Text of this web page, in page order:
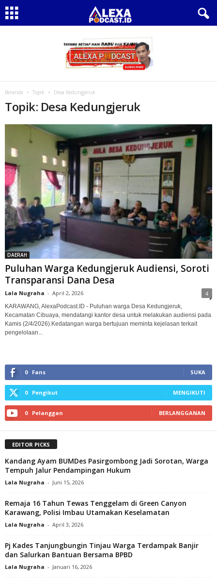
Beranda Topik Desa Kedungjeruk
Topik: Desa Kedungjeruk
DAERAH
Puluhan Warga Kedungjeruk Audiensi, Soroti
Transparansi Dana Desa‎
Lala Nugraha - April 2, 2026 4
KARAWANG, AlexaPodcast.ID - Puluhan warga Desa Kedungjeruk,
Kecamatan Cibuaya, mendatangi kantor desa untuk melakukan audiensi pada
Kamis (2/4/2026).‎‎Kedatangan warga bertujuan meminta kejelasan terkait
pengelolaan...
0 Fans SUKA
0 Pengikut MENGIKUTI
0 Pelanggan BERLANGGANAN
EDITOR PICKS
Kandang Ayam BUMDes Pasirgombong Jadi Sorotan, Warga
Tempuh Jalur Pendampingan Hukum
Lala Nugraha - Juni 15, 2026
Remaja 16 Tahun Tewas Tenggelam di Green Canyon
Karawang, Polisi Imbau Utamakan Keselamatan
Lala Nugraha - April 3, 2026
Pj Kades Tanjungbungin Tinjau Warga Terdampak Banjir
dan Salurkan Bantuan Bersama BPBD
Lala Nugraha - Januari 16, 2026